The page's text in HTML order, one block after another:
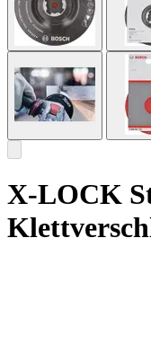
X-LOCK